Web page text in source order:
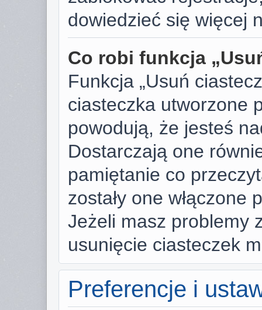
dowiedzieć się więcej
Co robi funkcja
Funkcja „Usuń
ciasteczka utworzone
powodują, że jesteś
Dostarczają one
pamiętanie co
zostały one
Jeżeli masz problemy
usunięcie ciasteczek
Preferencje i